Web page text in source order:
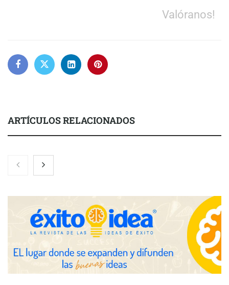
Valóranos!
ARTÍCULOS RELACIONADOS
Nicols presenta seis modelos de anillos de compromiso para el
eclipse solar del 12 de agosto
Zoomex mejora su Strategy Center con herramientas
avanzadas para trading estratégico
COMPALISS de LYSOTRIC: cuando un solo producto multiplica
las posibilidades del salón profesional